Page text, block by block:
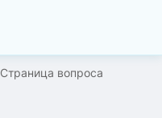
Страница вопроса